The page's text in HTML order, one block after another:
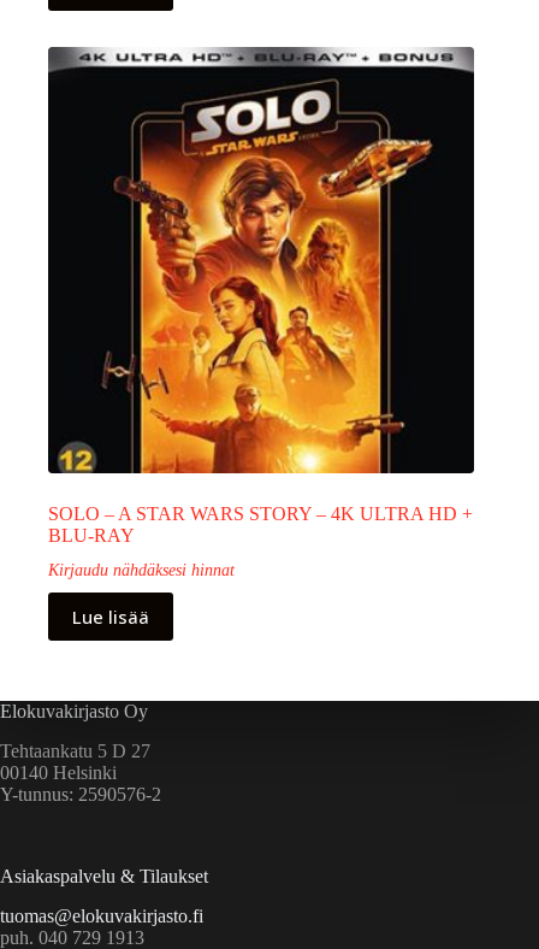
SOLO – A STAR WARS STORY – 4K ULTRA HD +
BLU-RAY
Kirjaudu nähdäksesi hinnat
Lue lisää
Elokuvakirjasto Oy
Tehtaankatu 5 D 27
00140 Helsinki
Y-tunnus: 2590576-2
Asiakaspalvelu & Tilaukset
tuomas@elokuvakirjasto.fi
puh. 040 729 1913